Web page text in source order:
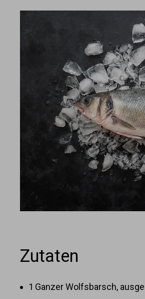
Zutaten
1 Ganzer Wolfsbarsch,